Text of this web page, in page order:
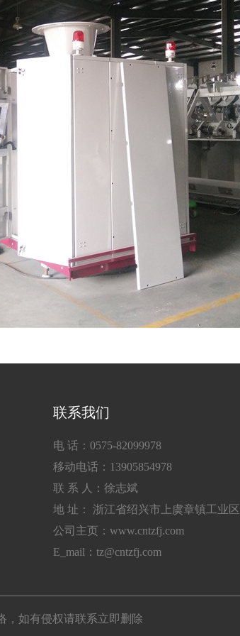
联系我们
电 话：0575-82099978
移动电话：13905854978
联 系 人：徐志斌
地 址： 浙江省绍兴市上虞章镇工业区
公司主页：www.cntzfj.com
E_mail：tz@cntzfj.com
，如有侵权请联系立即删除